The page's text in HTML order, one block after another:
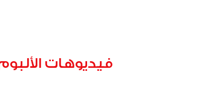
فيديوهات